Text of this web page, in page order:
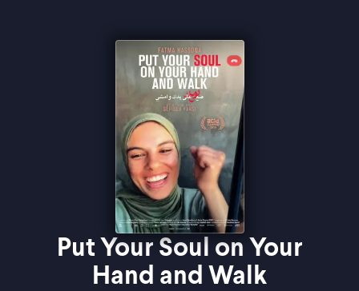
Put Your Soul on Your
Hand and Walk